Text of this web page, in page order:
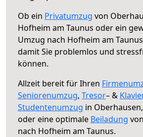
Ob ein Privatumzug von
Hofheim am Taunus oder ein
Umzug nach Hofheim am
damit Sie problemlos und
können.
Allzeit bereit für Ihren
Seniorenumzug, Tresor– &
Studentenumzug in Oberhausen,
oder eine optimale Beiladung
nach Hofheim am Taunus.